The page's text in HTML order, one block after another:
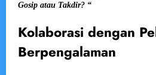
Gosip atau Takdir? “
Kolaborasi dengan
Berpengalaman